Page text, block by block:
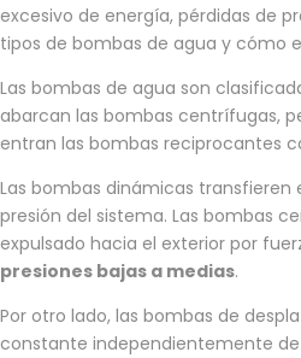
excesivo de energía, pérdidas de
tipos de bombas de agua y cómo
Las bombas de agua son
abarcan las bombas centrífugas,
entran las bombas reciprocantes
Las bombas dinámicas
presión del sistema. Las bombas
expulsado hacia el exterior por
presiones bajas a medias.
Por otro lado, las bombas de
constante independientemente